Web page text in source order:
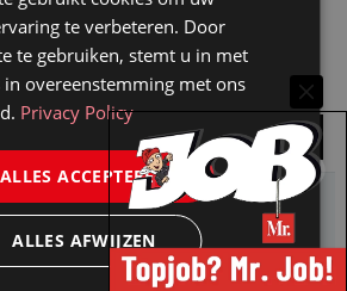
te verbeteren. Door
te gebruiken, stemt u in met
in overeenstemming met ons
Privacy Policy
ALLES ACCEPTEREN
ALLES AFWIJZEN